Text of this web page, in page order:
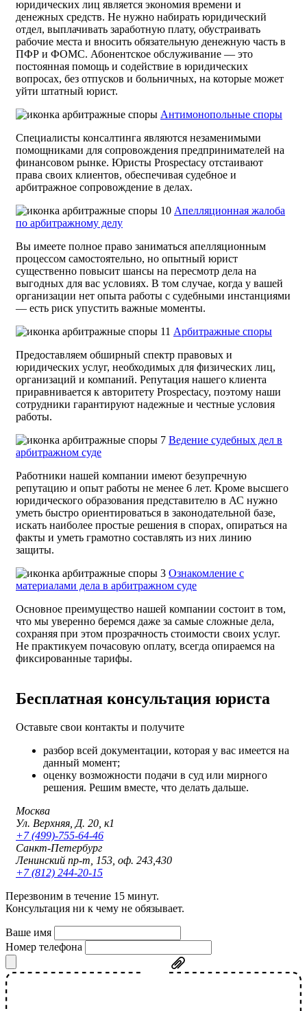
юридических лиц является экономия времени и
денежных средств. Не нужно набирать юридический
отдел, выплачивать заработную плату, обустраивать
рабочие места и вносить обязательную денежную часть в
ПФР и ФОМС. Абонентское обслуживание — это
постоянная помощь и содействие в юридических
вопросах, без отпусков и больничных, на которые может
уйти штатный юрист.
Антимонопольные споры
Специалисты консалтинга являются незаменимыми
помощниками для сопровождения предпринимателей на
финансовом рынке. Юристы Prospectacy отстаивают
права своих клиентов, обеспечивая судебное и
арбитражное сопровождение в делах.
Апелляционная жалоба
по арбитражному делу
Вы имеете полное право заниматься апелляционным
процессом самостоятельно, но опытный юрист
существенно повысит шансы на пересмотр дела на
выгодных для вас условиях. В том случае, когда у вашей
организации нет опыта работы с судебными инстанциями
— есть риск упустить важные моменты.
Арбитражные споры
Предоставляем обширный спектр правовых и
юридических услуг, необходимых для физических лиц,
организаций и компаний. Репутация нашего клиента
приравнивается к авторитету Prospectacy, поэтому наши
сотрудники гарантируют надежные и честные условия
работы.
Ведение судебных дел в
арбитражном суде
Работники нашей компании имеют безупречную
репутацию и опыт работы не менее 6 лет. Кроме высшего
юридического образования представителю в АС нужно
уметь быстро ориентироваться в законодательной базе,
искать наиболее простые решения в спорах, опираться на
факты и уметь грамотно составлять из них линию
защиты.
Ознакомление с
материалами дела в арбитражном суде
Основное преимущество нашей компании состоит в том,
что мы уверенно беремся даже за самые сложные дела,
сохраняя при этом прозрачность стоимости своих услуг.
Не практикуем почасовую оплату, всегда опираемся на
фиксированные тарифы.
Бесплатная консультация юриста
Оставьте свои контакты и получите
разбор всей документации, которая у вас имеется на
данный момент;
оценку возможности подачи в суд или мирного
решения. Решим вместе, что делать дальше.
Москва
Ул. Верхняя, Д. 20, к1
+7 (499)-755-64-46
Санкт-Петербург
Ленинский пр-т, 153, оф. 243,430
+7 (812) 244-20-15
Перезвоним в течение 15 минут.
Консультация ни к чему не обязывает.
Ваше имя
Номер телефона